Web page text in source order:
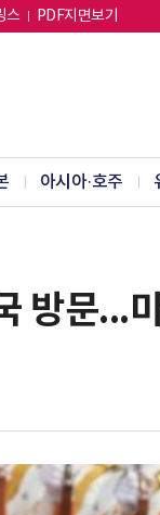
스 PDF지면보기
아시아·호주
방문...